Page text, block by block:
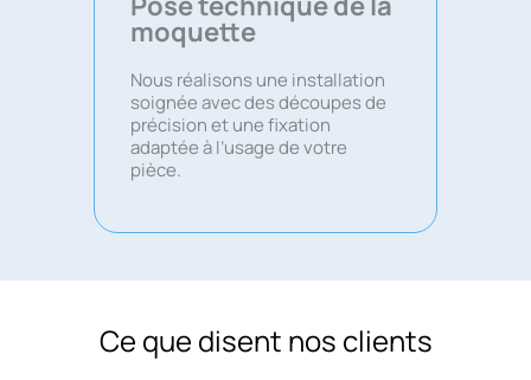
moquette
Nous réalisons une installation
soignée avec des découpes de
précision et une fixation
adaptée à l’usage de votre
pièce.
Ce que disent nos clients